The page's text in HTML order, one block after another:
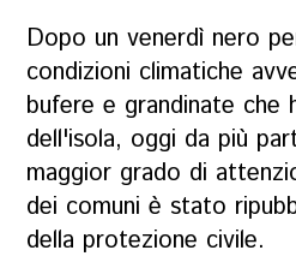
Dopo un venerdì nero
condizioni climatiche
bufere e grandinate che
dell'isola, oggi da più
maggior grado di
dei comuni è stato
della protezione civile.